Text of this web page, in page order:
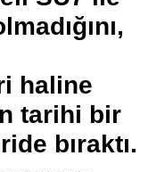
haline
tarihi bir
bıraktı.